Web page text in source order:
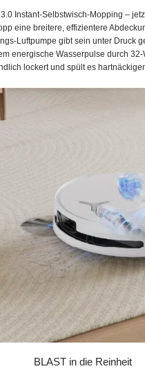
Instant-Selbstwisch-Mopping –
eine breitere, effizientere
Luftpumpe gibt sein unter Druck
energische Wasserpulse durch
lockert und spült es
BLAST in die Reinheit